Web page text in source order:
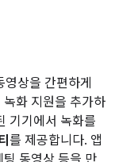
상을 간편하게
녹화 지원을 추가하
기기에서 녹화를
를 제공합니다. 앱